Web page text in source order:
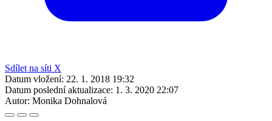
Sdílet na síti X
Datum vložení: 22. 1. 2018 19:32
Datum poslední aktualizace: 1. 3. 2020 22:07
Autor: Monika Dohnalová